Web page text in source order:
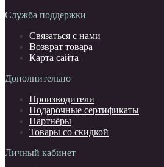
Служба поддержки
Связаться с нами
Возврат товара
Карта сайта
Дополнительно
Производители
Подарочные сертификаты
Партнёры
Товары со скидкой
Личный кабинет